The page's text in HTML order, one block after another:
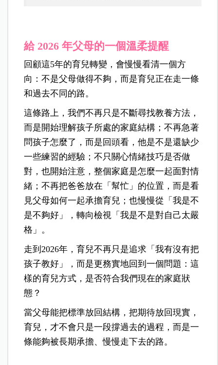
給 2026 年父母的一個溫柔提醒
回顧這5年的育兒轉變，會慢慢看清一個方
向：不是父母做得不夠，而是育兒正在走一條
和過去不同的路。
這條路上，我們不再只是不斷尋找教養方法，
而是開始理解孩子所處的家庭結構；不再急著
問孩子怎麼了，而是回頭看，他是不是還缺少
一些練習的經驗；不只關心情緒技巧是否做
對，也開始注意，整個家庭是怎麼一起面對情
緒；不再把爸爸放在「幫忙」的位置，而是看
見父母如何一起承擔育兒；也慢慢從「我是不
是不夠好」，轉向檢視「我是不是對自己太嚴
格」。
走到2026年，育兒不再只是追求「我有沒有把
孩子教好」，而是更務實地回到一個問題：這
樣的育兒方式，是否符合我們現在的家庭狀
態？
當父母能把標準放回結構，把期待放回現實，
育兒，才不會只是一段撐過去的過程，而是一
條能夠被長期承擔、慢慢走下去的路。